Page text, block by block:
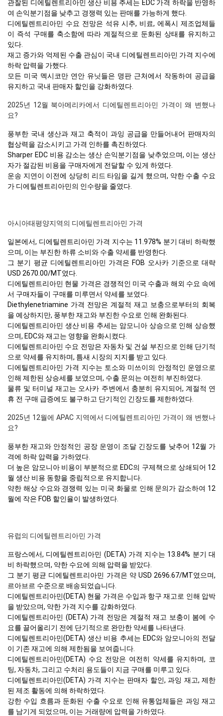
관찰된 디에틸렌트리아민 생산 비용 추세는 EDC 가격 하락을 반영하
여 손익분기점을 낮추고 경쟁력 있는 판매를 가능하게 했다.
디에틸렌트리아민 수요 전망은 석유 시추, 비료, 에폭시 제조업체들
이 즉석 구매를 축소함에 따라 계절적으로 둔화된 상태를 유지하고
있다.
재고 증가와 억제된 수출 관심이 국내 디에틸렌트리아민 가격 지수에
하락 압력을 가했다.
모든 미국 멕시코만 연안 유닛들은 명판 근처에서 작동하여 공급을
유지하고 국내 판매자 할인을 강화하였다.
2025년 12월 북아메리카에서 디에틸렌트리아민 가격이 왜 변했나
요?
풍부한 국내 생산과 재고 축적이 과잉 공급을 만들어내어 판매자의
협상력을 감소시키고 가격 인하를 촉진하였다.
Sharper EDC 비용 감소는 생산 손익분기점을 낮추었으며, 이는 생산
자가 절감된 비용을 구매자에게 전달할 수 있게 하였다.
운송 지연이 이전에 상당히 리드 타임을 길게 했으며, 약한 수출 수요
가 디에틸렌트리아민의 인수량을 줄였다.
아시아태평양지역의 디에틸렌트리아민 가격
일본에서, 디에틸렌트리아민 가격 지수는 11.978% 분기 대비 하락했
으며, 이는 부진한 하류 소비와 수출 약세를 반영한다.
그 분기 평균 디에틸렌트리아민 가격은 FOB 오사카 기준으로 대략
USD 2670.00/MT였다.
디에틸렌트리아민 현물 가격은 경쟁적인 미국 수출과 해외 수요 속에
서 구매자들이 구매를 미루면서 약세를 보였다.
Diethylenetriamine 가격 전망은 계절적 재고 보충으로부터의 회복
을 예상하지만, 풍부한 재고와 부진한 수요로 인해 완화된다.
디에틸렌트리아민 생산 비용 추세는 암모니아 상승으로 인해 상승했
으며, EDC와 재고는 영향을 완화시켰다.
디에틸렌트리아민 수요 전망은 자동차 및 건설 부진으로 인해 단기적
으로 약세를 유지하며, 틈새 시장의 지지를 받고 있다.
디에틸렌트리아민 가격 지수는 토소와 미쓰이의 안정적인 운영으로
인해 제한된 상승세를 보였으며, 수출 문의는 여전히 부진하였다.
물류 및 터미널 재고는 오사카 주변에서 충분히 유지되어, 계절적 연
휴 전 구매 급증에도 불구하고 단기적인 긴장도를 제한하였다.
2025년 12월에 APAC 지역에서 디에틸렌트리아민 가격이 왜 변했나
요?
풍부한 재고와 안정적인 공장 운영이 조달 긴장도를 낮추어 12월 가
격에 하락 압력을 가하였다.
더 높은 암모니아 비용이 부분적으로 EDC의 구제책으로 상쇄되어 12
월 생산 비용 동향을 중립적으로 유지합니다.
약한 해상 수요와 경쟁력 있는 미국 화물로 인해 문의가 감소하여 12
월에 작은 FOB 할인율이 발생하였다.
유럽의 디에틸렌트리아민 가격
프랑스에서, 디에틸렌트리아민 (DETA) 가격 지수는 13.84% 분기 대
비 하락했으며, 약한 수요에 의해 압력을 받았다.
그 분기 평균 디에틸렌트리아민 가격은 약 USD 2696.67/MT였으며,
르아브르 수준으로 배송되었습니다.
디에틸렌트리아민(DETA) 현물 가격은 수입과 항구 재고로 인해 압박
을 받았으며, 약한 가격 지수를 강화하였다.
디에틸렌트리아민 (DETA) 가격 전망은 계절적 재고 보충이 봄에 수
요를 끌어올리기 전에 단기적으로 완만한 약세를 나타낸다.
디에틸렌트리아민(DETA) 생산 비용 추세는 EDC와 암모니아의 전달
이 기존 재고에 의해 제한됨을 보여줍니다.
디에틸렌트리아민(DETA) 수요 전망은 여전히 약세를 유지하며, 코
팅, 자동차, 그리고 수처리 용도들이 지금 구매를 미루고 있다.
디에틸렌트리아민(DETA) 가격 지수는 판매자 할인, 과잉 재고, 제한
된 제조 활동에 의해 하락하였다.
강한 수입 흐름과 둔화된 수출 수요로 인해 유통업체들은 과잉 재고
를 남기게 되었으며, 이는 거래량에 압력을 가하였다.